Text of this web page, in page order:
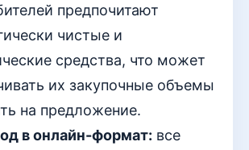
предпочитают
чистые и
средства, что может
их закупочные объемы
на предложение.
в онлайн-формат: все